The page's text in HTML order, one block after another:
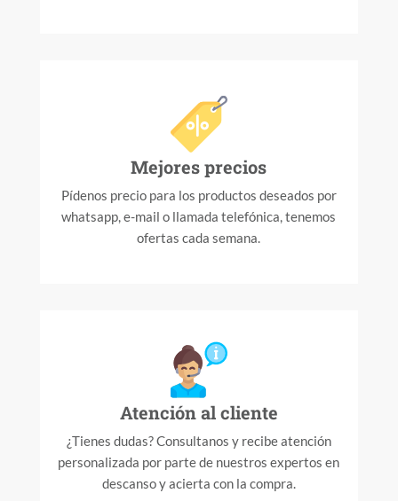
Mejores precios
Pídenos precio para los productos deseados por
whatsapp, e-mail o llamada telefónica, tenemos
ofertas cada semana.
Atención al cliente
¿Tienes dudas? Consultanos y recibe atención
personalizada por parte de nuestros expertos en
descanso y acierta con la compra.